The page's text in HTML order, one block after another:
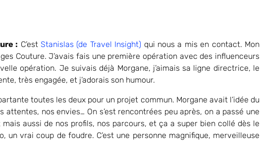
: C’estStanislas (de Travel Insight) qui nous a mis en contact. Mon
Couture. J’avais fais une première opération avec des influenceurs
opération. Je suivais déjà Morgane, j’aimais sa ligne directrice, le
très engagée, et j’adorais son humour.
toutes les deux pour un projet commun. Morgane avait l’idée du
nos envies… On s’est rencontrées peu après, on a passé une
aussi de nos profils, nos parcours, et ça a super bien collé dès le
un vrai coup de foudre. C’est une personne magnifique, merveilleuse